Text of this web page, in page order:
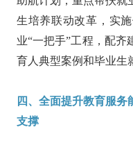
生培养联动改革，实
业“一把手”工程，配齐
育人典型案例和毕业生
四、全面提升教育服
支撑